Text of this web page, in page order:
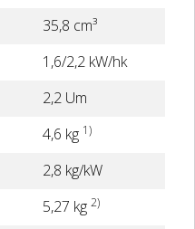
35,8 cm³
1,6/2,2 kW/hk
2,2 Um
4,6 kg 1)
2,8 kg/kW
5,27 kg 2)